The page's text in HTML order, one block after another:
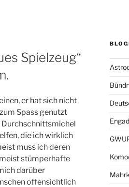
Spielzeug“
er hat sich nicht
Spass genutzt
Durchschnittsmichel
die ich wirklich
muss ich deren
stümperhafte
darüber
offensichtlich